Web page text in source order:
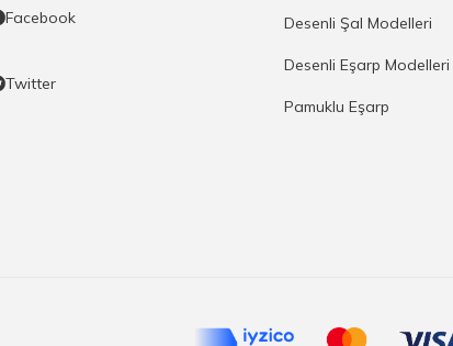
Facebook
Twitter
Desenli Şal Modelleri
Desenli Eşarp Modelleri
Pamuklu Eşarp